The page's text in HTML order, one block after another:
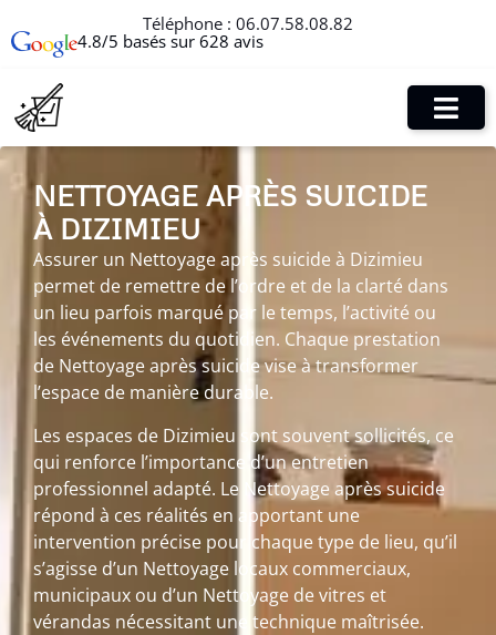
Téléphone : 06.07.58.08.82
4.8/5 basés sur 628 avis
NETTOYAGE APRÈS SUICIDE
À DIZIMIEU
Assurer un Nettoyage après suicide à Dizimieu
permet de remettre de l’ordre et de la clarté dans
un lieu parfois marqué par le temps, l’activité ou
les événements du quotidien. Chaque prestation
de Nettoyage après suicide vise à transformer
l’espace de manière durable.
Les espaces de Dizimieu sont souvent sollicités, ce
qui renforce l’importance d’un entretien
professionnel adapté. Le Nettoyage après suicide
répond à ces réalités en apportant une
intervention précise pour chaque type de lieu, qu’il
s’agisse d’un Nettoyage locaux commerciaux,
municipaux ou d’un Nettoyage de vitres et
vérandas nécessitant une technique maîtrisée.